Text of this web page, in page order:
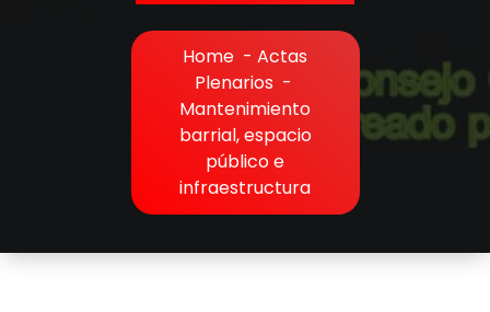
Home - Actas
Plenarios -
Mantenimiento
barrial, espacio
público e
infraestructura